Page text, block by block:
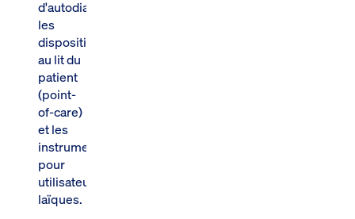
d'autodiagnostic,
les
dispositifs
au lit du
patient
(point-
of-care)
et les
instruments
pour
utilisateurs
laïques.